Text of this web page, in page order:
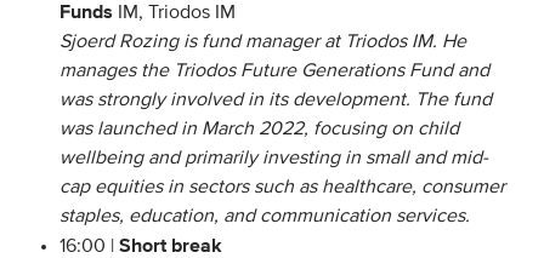
Funds IM,
Triodos IM
SjoerdRozingis fund manager at TriodosIM. He
manages the TriodosFuture Generations Fund and
was strongly involved in its development. The fund
was launched in March 2022, focusing on child
wellbeingand primarily investing in small and mid-
cap equities in sectors such as healthcare, consumer
staples, education, and communication services.
16:00 |Short break